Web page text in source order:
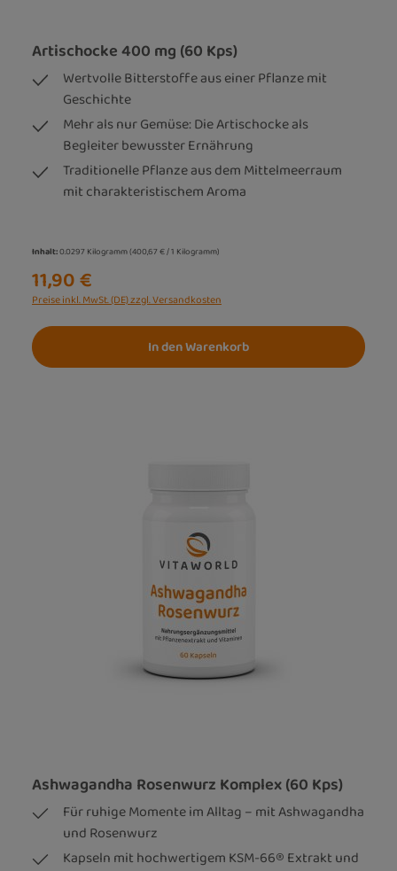
Artischocke 400 mg (60 Kps)
Wertvolle Bitterstoffe aus einer Pflanze mit
Geschichte
Mehr als nur Gemüse: Die Artischocke als
Begleiter bewusster Ernährung
Traditionelle Pflanze aus dem Mittelmeerraum
mit charakteristischem Aroma
Inhalt:0.0297 Kilogramm(400,67 € / 1 Kilogramm)
11,90 €
Preise inkl. MwSt. (DE) zzgl. Versandkosten
In den Warenkorb
Ashwagandha Rosenwurz Komplex (60 Kps)
Für ruhige Momente im Alltag – mit Ashwagandha
und Rosenwurz
Kapseln mit hochwertigem KSM-66® Extrakt und